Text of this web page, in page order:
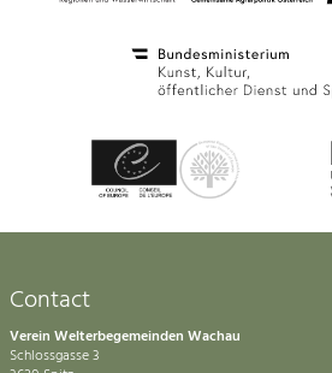
Contact
Verein Welterbegemeinden Wachau
Schlossgasse 3